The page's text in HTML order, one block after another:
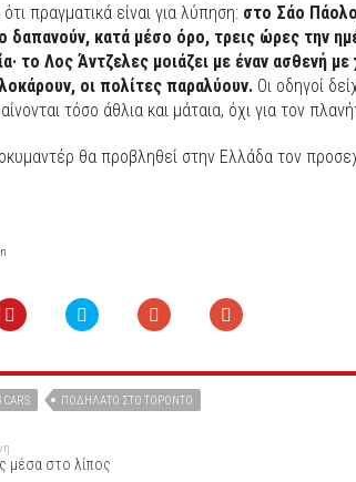
ότι πραγματικά είναι για λύπηση: στο Σάο
δαπανούν, κατά μέσο όρο, τρεις ώρες την
το Λος Άντζελες μοιάζει με έναν ασθενή με
οι πολίτες παραλύουν. Οι οδηγοί
τόσο άθλια και μάταια, όχι για τον
θα προβληθεί στην Ελλάδα τον
CARS ΠΟΔΉΛΑΤΟ ΣΤΟ ΤΟΡΌΝΤΟ
μέσα στο λίπος